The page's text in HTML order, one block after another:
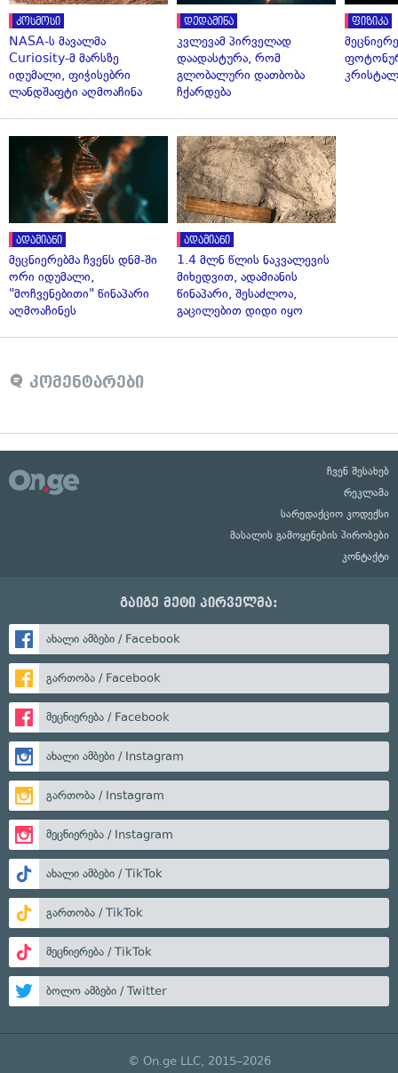
კოსმოსი
NASA-ს მავალმა
Curiosity-მ მარსზე
იდუმალი, ფიჭისებრი
ლანდშაფტი აღმოაჩინა
დედამიწა
კვლევამ პირველად
დაადასტურა, რომ
გლობალური დათბობა
ჩქარდება
ფიზიკა
ადამიანი
მეცნიერებმა ჩვენს დნმ-ში
ორი იდუმალი,
"მოჩვენებითი" წინაპარი
აღმოაჩინეს
ადამიანი
1.4 მლნ წლის ნაკვალევის
მიხედვით, ადამიანის
წინაპარი, შესაძლოა,
გაცილებით დიდი იყო
კომენტარები
ჩვენ შესახებ
რეკლამა
სარედაქციო კოდექსი
მასალის გამოყენების პირობები
კონტაქტი
გაიგე მეტი პირველმა:
ახალი ამბები / Facebook
გართობა / Facebook
მეცნიერება / Facebook
ახალი ამბები / Instagram
გართობა / Instagram
მეცნიერება / Instagram
ახალი ამბები / TikTok
გართობა / TikTok
მეცნიერება / TikTok
ბოლო ამბები / Twitter
© On.ge LLC, 2015–2026